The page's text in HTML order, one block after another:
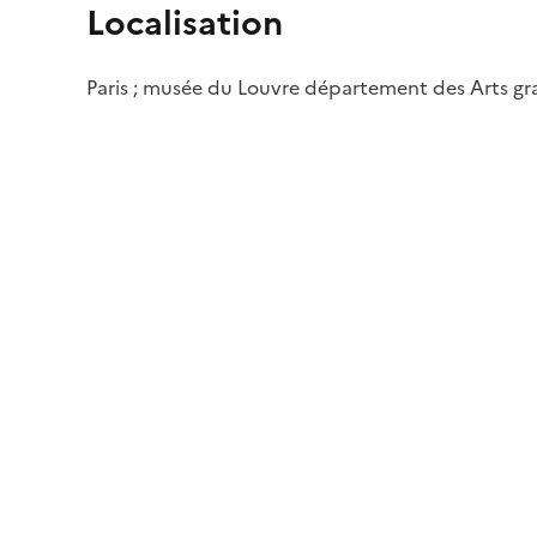
Localisation
Paris ; musée du Louvre département des Arts